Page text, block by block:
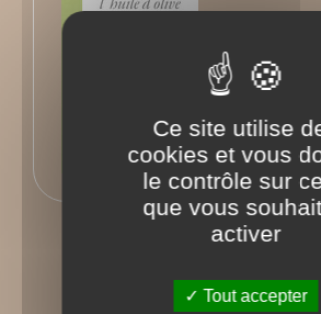
Ce site utilise
cookies et vous
le contrôle sur
que vous
activer
Tout accepter